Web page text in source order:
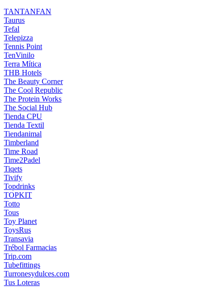
TANTANFAN
Taurus
Tefal
Telepizza
Tennis Point
TenVinilo
Terra Mítica
THB Hotels
The Beauty Corner
The Cool Republic
The Protein Works
The Social Hub
Tienda CPU
Tienda Textil
Tiendanimal
Timberland
Time Road
Time2Padel
Tiqets
Tivify
Topdrinks
TOPKIT
Totto
Tous
Toy Planet
ToysRus
Transavia
Trébol Farmacias
Trip.com
Tubefittings
Turronesydulces.com
Tus Loteras